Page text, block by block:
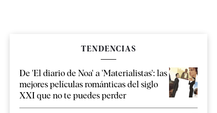
TENDENCIAS
De 'El diario de Noa' a 'Materialistas': las
mejores películas románticas del siglo
XXI que no te puedes perder